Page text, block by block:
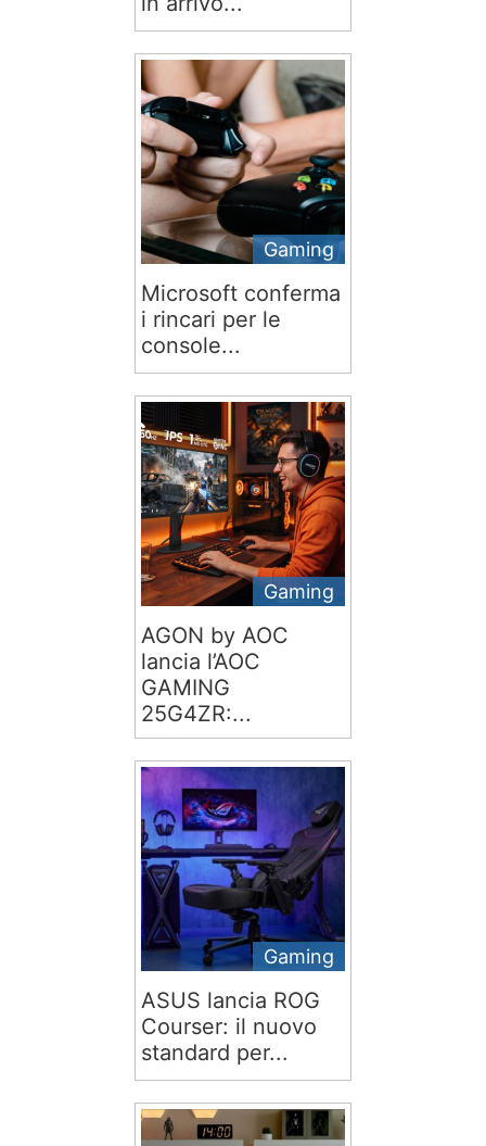
Gaming
Microsoft conferma
i rincari per le
console...
Gaming
AGON by AOC
lancia l’AOC
GAMING
25G4ZR:...
Gaming
ASUS lancia ROG
Courser: il nuovo
standard per...